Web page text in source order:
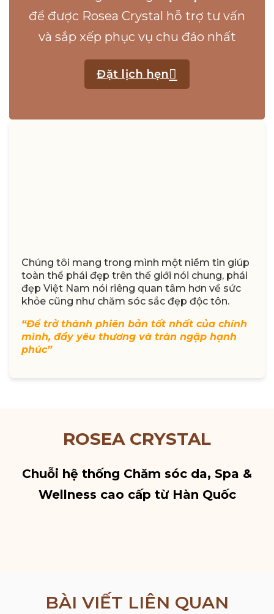
để được Rosea Crystal hỗ trợ tư vấn
và sắp xếp phục vụ chu đáo nhất
Đặt lịch hẹn
Chúng tôi mang trong mình một niềm tin giúp
toàn thể phái đẹp trên thế giới nói chung, phái
đẹp Việt Nam nói riêng quan tâm hơn về sức
khỏe cũng như chăm sóc sắc đẹp độc tôn.
“Để trở thành phiên bản tốt nhất của chính
mình, đầy yêu thương và tràn ngập hạnh
phúc”
ROSEA CRYSTAL
Chuỗi hệ thống Chăm sóc da, Spa &
Wellness cao cấp từ Hàn Quốc
BÀI VIẾT LIÊN QUAN